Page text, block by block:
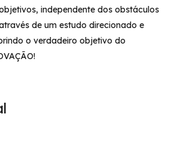
independente dos obstáculos
de um estudo direcionado e
o verdadeiro objetivo do